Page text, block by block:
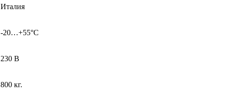
Италия
-20…+55°C
230 В
800 кг.